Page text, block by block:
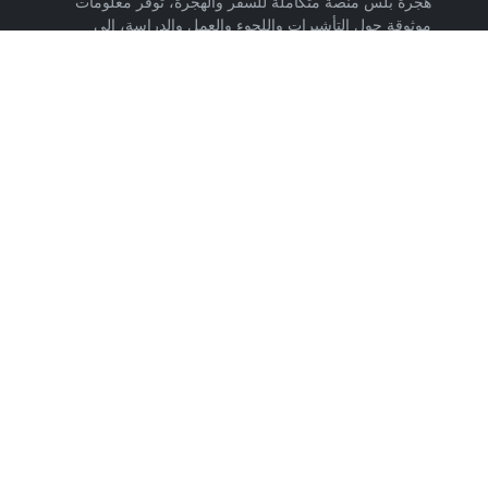
موثوقة حول التأشيرات واللجوء والعمل والدراسة، إلى